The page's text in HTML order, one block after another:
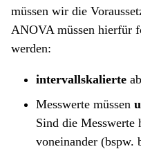
müssen wir die
ANOVA müssen hierfür
werden:
intervallskalierte
Messwerte müssen
Sind die Messwerte
voneinander (bspw.